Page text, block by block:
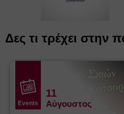
Δες τι τρέχει στην
Events
11
Αύγουστος